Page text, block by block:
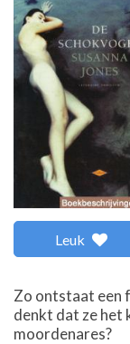
Leuk
Zo ontstaat een
denkt dat ze het
moordenares?